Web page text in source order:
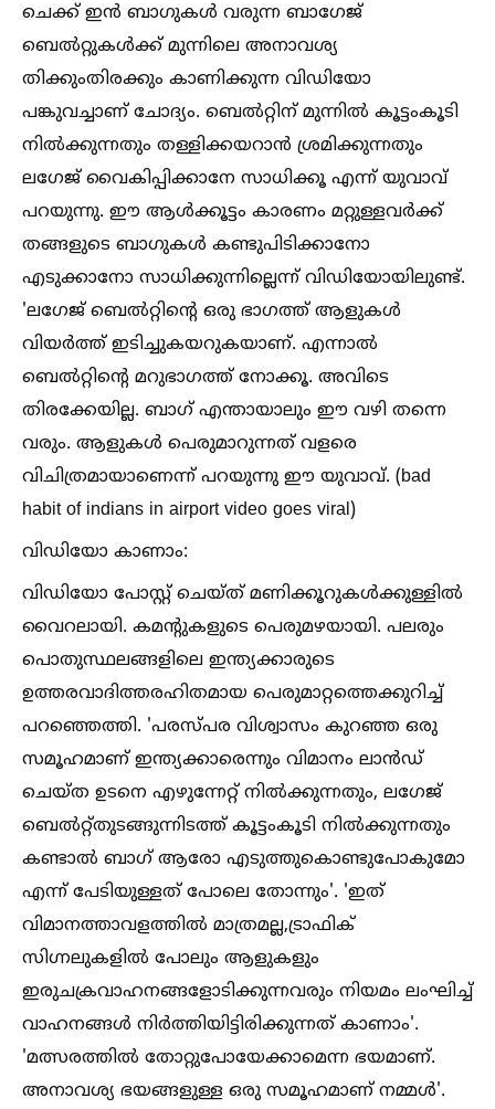
ചെക്ക് ഇൻ ബാഗുകള്‍ വരുന്ന ബാഗേജ്
ബെല്‍റ്റുകള്‍ക്ക് മുന്നിലെ അനാവശ്യ
തിക്കുംതിരക്കും കാണിക്കുന്ന വിഡിയോ
പങ്കുവച്ചാണ് ചോദ്യം. ബെല്‍റ്റിന് മുന്നില്‍ കൂട്ടംകൂടി
നില്‍ക്കുന്നതും തള്ളിക്കയറാൻ ശ്രമിക്കുന്നതും
ലഗേജ് വൈകിപ്പിക്കാനേ സാധിക്കൂ എന്ന് യുവാവ്
പറയുന്നു. ഈ ആള്‍ക്കൂട്ടം കാരണം മറ്റുള്ളവർക്ക്
തങ്ങളുടെ ബാഗുകള്‍ കണ്ടുപിടിക്കാനോ
എടുക്കാനോ സാധിക്കുന്നില്ലെന്ന് വിഡിയോയിലുണ്ട്.
'ലഗേജ് ബെല്‍റ്റിന്റെ ഒരു ഭാഗത്ത് ആളുകള്‍
വിയർത്ത് ഇടിച്ചുകയറുകയാണ്. എന്നാല്‍
ബെല്‍റ്റിന്റെ മറുഭാഗത്ത് നോക്കൂ. അവിടെ
തിരക്കേയില്ല. ബാഗ് എന്തായാലും ഈ വഴി തന്നെ
വരും. ആളുകള്‍ പെരുമാറുന്നത് വളരെ
വിചിത്രമായാണെന്ന് പറയുന്നു ഈ യുവാവ്. (bad
habit of indians in airport video goes viral)
വിഡിയോ കാണാം:
വിഡിയോ പോസ്റ്റ് ചെയ്ത് മണിക്കൂറുകള്‍ക്കുള്ളില്‍
വൈറലായി. കമന്റുകളുടെ പെരുമഴയായി. പലരും
പൊതുസ്ഥലങ്ങളിലെ ഇന്ത്യക്കാരുടെ
ഉത്തരവാദിത്തരഹിതമായ പെരുമാറ്റത്തെക്കുറിച്ച്‌
പറഞ്ഞെത്തി. 'പരസ്പര വിശ്വാസം കുറഞ്ഞ ഒരു
സമൂഹമാണ് ഇന്ത്യക്കാരെന്നും വിമാനം ലാൻഡ്
ചെയ്ത ഉടനെ എഴുന്നേറ്റ് നില്‍ക്കുന്നതും, ലഗേജ്
ബെല്‍റ്റ്തുടങ്ങുന്നിടത്ത് കൂട്ടംകൂടി നില്‍ക്കുന്നതും
കണ്ടാല്‍ ബാഗ് ആരോ എടുത്തുകൊണ്ടുപോകുമോ
എന്ന് പേടിയുള്ളത് പോലെ തോന്നും'. 'ഇത്
വിമാനത്താവളത്തില്‍ മാത്രമല്ല,ട്രാഫിക്
സിഗ്നലുകളില്‍ പോലും ആളുകളും
ഇരുചക്രവാഹനങ്ങളോടിക്കുന്നവരും നിയമം ലംഘിച്ച്‌
വാഹനങ്ങള്‍ നിർത്തിയിട്ടിരിക്കുന്നത് കാണാം'.
'മത്സരത്തില്‍ തോറ്റുപോയേക്കാമെന്ന ഭയമാണ്.
അനാവശ്യ ഭയങ്ങളുള്ള ഒരു സമൂഹമാണ് നമ്മള്‍'.